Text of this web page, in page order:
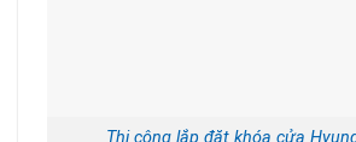
Thi công lắp đặt khóa cửa